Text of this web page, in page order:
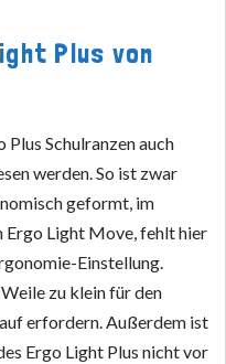
Plus von
Schulranzen auch
werden. So ist zwar
geformt, im
Ergo Light Move, fehlt hier
Einstellung.
zu klein für den
erfordern. Außerdem ist
Ergo Light Plus nicht vor